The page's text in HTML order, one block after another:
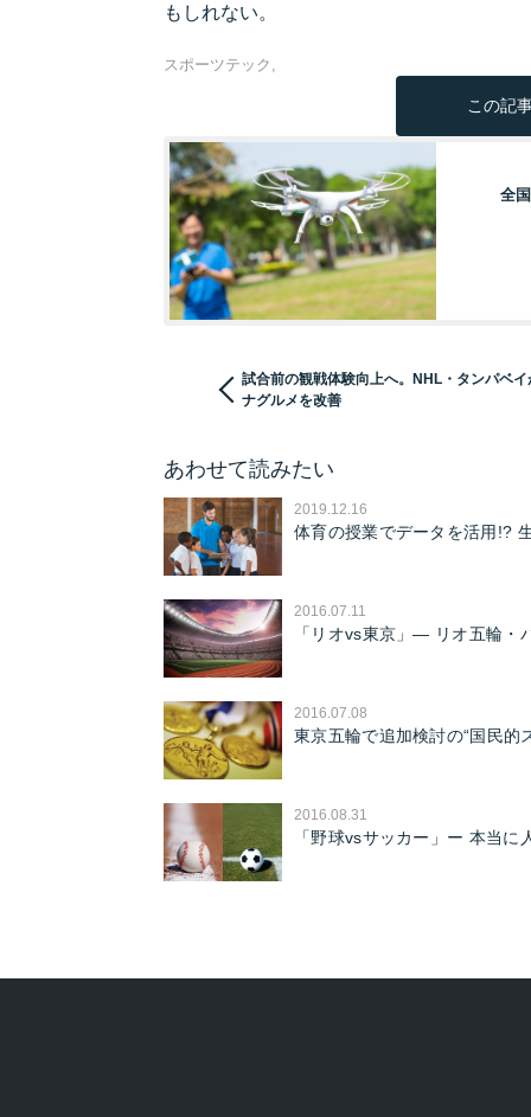
もしれない。
スポーツテック
この記
全
試合前の観戦体験向上へ。NHL・タンパベイ
ナグルメを改善
あわせて読みたい
2019.12.16
体育の授業でデータを活用!?
2016.07.11
「リオvs東京」— リオ五輪・
2016.07.08
東京五輪で追加検討の“国民的
2016.08.31
「野球vsサッカー」ー 本当に